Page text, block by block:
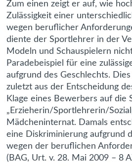
Zum einen zeigt er auf, wie
Zulässigkeit einer
wegen beruflicher
diente der Sportlehrer in der
Modeln und Schauspielern
Paradebeispiel für eine
aufgrund des Geschlechts.
zuletzt aus der Entscheidung
Klage eines Bewerbers auf die
„Erzieherin/Sportlehrerin/
Mädcheninternat. Damals
eine Diskriminierung aufgrund
wegen der beruflichen
(BAG, Urt. v. 28. Mai 2009 – 8